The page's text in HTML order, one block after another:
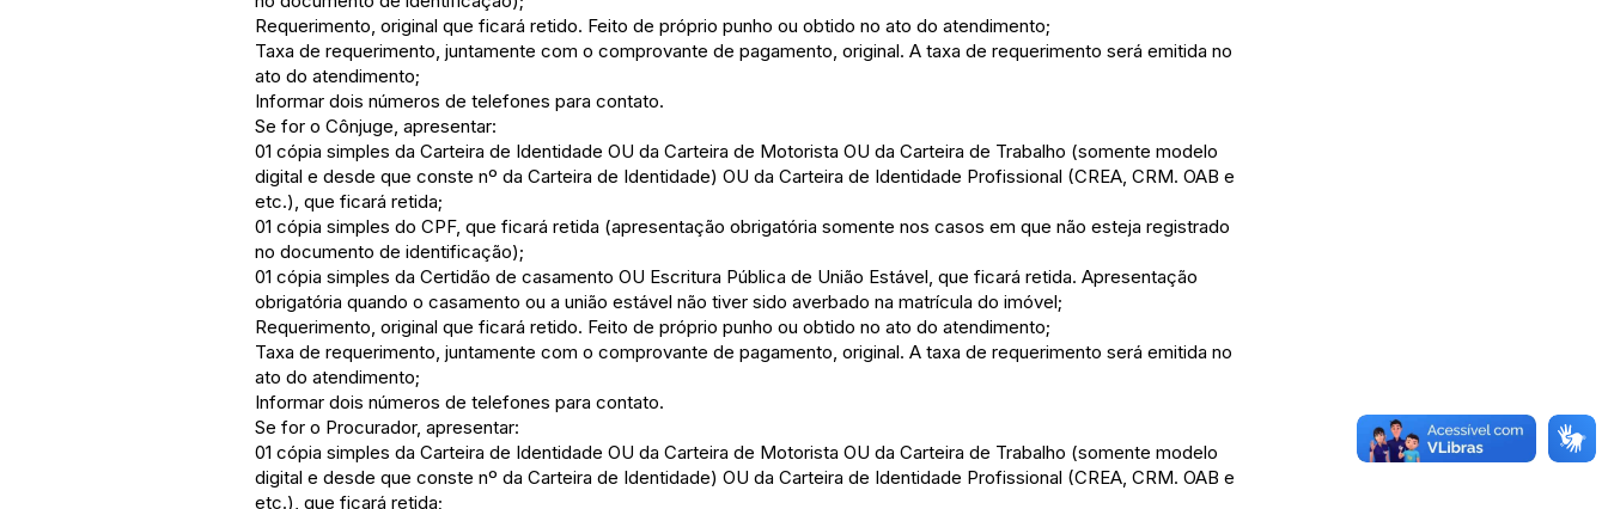
Requerimento, original que ficará retido. Feito de próprio punho ou obtido no ato do atendimento;
Taxa de requerimento, juntamente com o comprovante de pagamento, original. A taxa de requerimento será emitida no
ato do atendimento;
Informar dois números de telefones para contato.
Se for o Cônjuge, apresentar:
01 cópia simples da Carteira de Identidade OU da Carteira de Motorista OU da Carteira de Trabalho (somente modelo
digital e desde que conste nº da Carteira de Identidade) OU da Carteira de Identidade Profissional (CREA, CRM. OAB e
etc.), que ficará retida;
01 cópia simples do CPF, que ficará retida (apresentação obrigatória somente nos casos em que não esteja registrado
no documento de identificação);
01 cópia simples da Certidão de casamento OU Escritura Pública de União Estável, que ficará retida. Apresentação
obrigatória quando o casamento ou a união estável não tiver sido averbado na matrícula do imóvel;
Requerimento, original que ficará retido. Feito de próprio punho ou obtido no ato do atendimento;
Taxa de requerimento, juntamente com o comprovante de pagamento, original. A taxa de requerimento será emitida no
ato do atendimento;
Informar dois números de telefones para contato.
Se for o Procurador, apresentar:
01 cópia simples da Carteira de Identidade OU da Carteira de Motorista OU da Carteira de Trabalho (somente modelo
digital e desde que conste nº da Carteira de Identidade) OU da Carteira de Identidade Profissional (CREA, CRM. OAB e
etc.), que ficará retida;